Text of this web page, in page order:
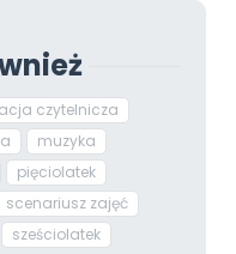
czytelnicza
muzyka
pięciolatek
scenariusz zajęć
sześciolatek